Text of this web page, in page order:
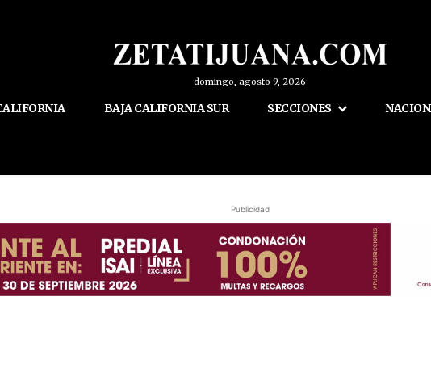
domingo, agosto 9, 2026
BAJA CALIFORNIA SUR SECCIONES
Publicidad